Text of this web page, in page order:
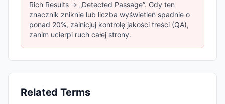
Rich Results → „Detected Passage”. Gdy ten
znacznik zniknie lub liczba wyświetleń spadnie o
ponad 20%, zainicjuj kontrolę jakości treści (QA),
zanim ucierpi ruch całej strony.
Related Terms